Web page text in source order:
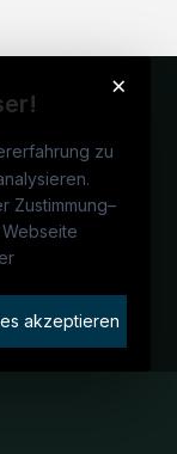
×
zu
Zustimmung–
akzeptieren